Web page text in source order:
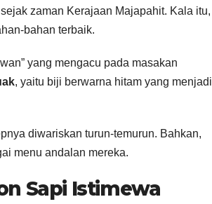
zaman Kerajaan Majapahit. Kala itu,
bahan terbaik.
yang mengacu pada masakan
, yaitu biji berwarna hitam yang menjadi
diwariskan turun-temurun. Bahkan,
menu andalan mereka.
Sapi Istimewa